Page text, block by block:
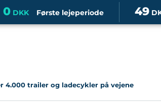
Første lejeperiode
0DKK 49
4.000 trailer og ladecykler på vejene